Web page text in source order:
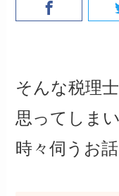
そんな税理
思ってしま
時々伺うお